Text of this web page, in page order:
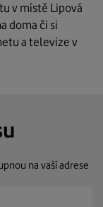
v místě Lipová
doma či si
a televize v
na vaší adrese